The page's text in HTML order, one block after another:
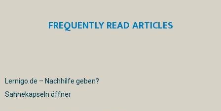
FREQUENTLY READ ARTICLES
Lernigo.de – Nachhilfe geben?
Sahnekapseln öffner